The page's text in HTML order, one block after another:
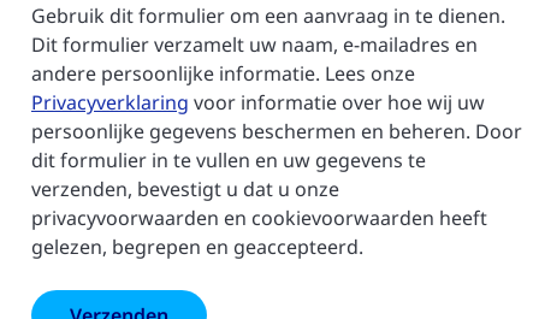
Gebruik dit formulier om een aanvraag in te dienen.
Dit formulier verzamelt uw naam, e-mailadres en
andere persoonlijke informatie. Lees onze
Privacyverklaring voor informatie over hoe wij uw
persoonlijke gegevens beschermen en beheren. Door
dit formulier in te vullen en uw gegevens te
verzenden, bevestigt u dat u onze
privacyvoorwaarden en cookievoorwaarden heeft
gelezen, begrepen en geaccepteerd.